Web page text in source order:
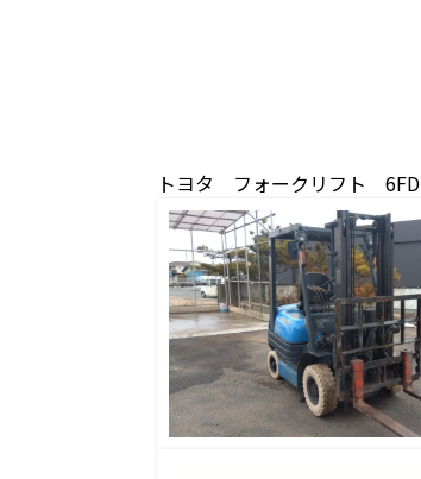
トヨタ フォークリフト